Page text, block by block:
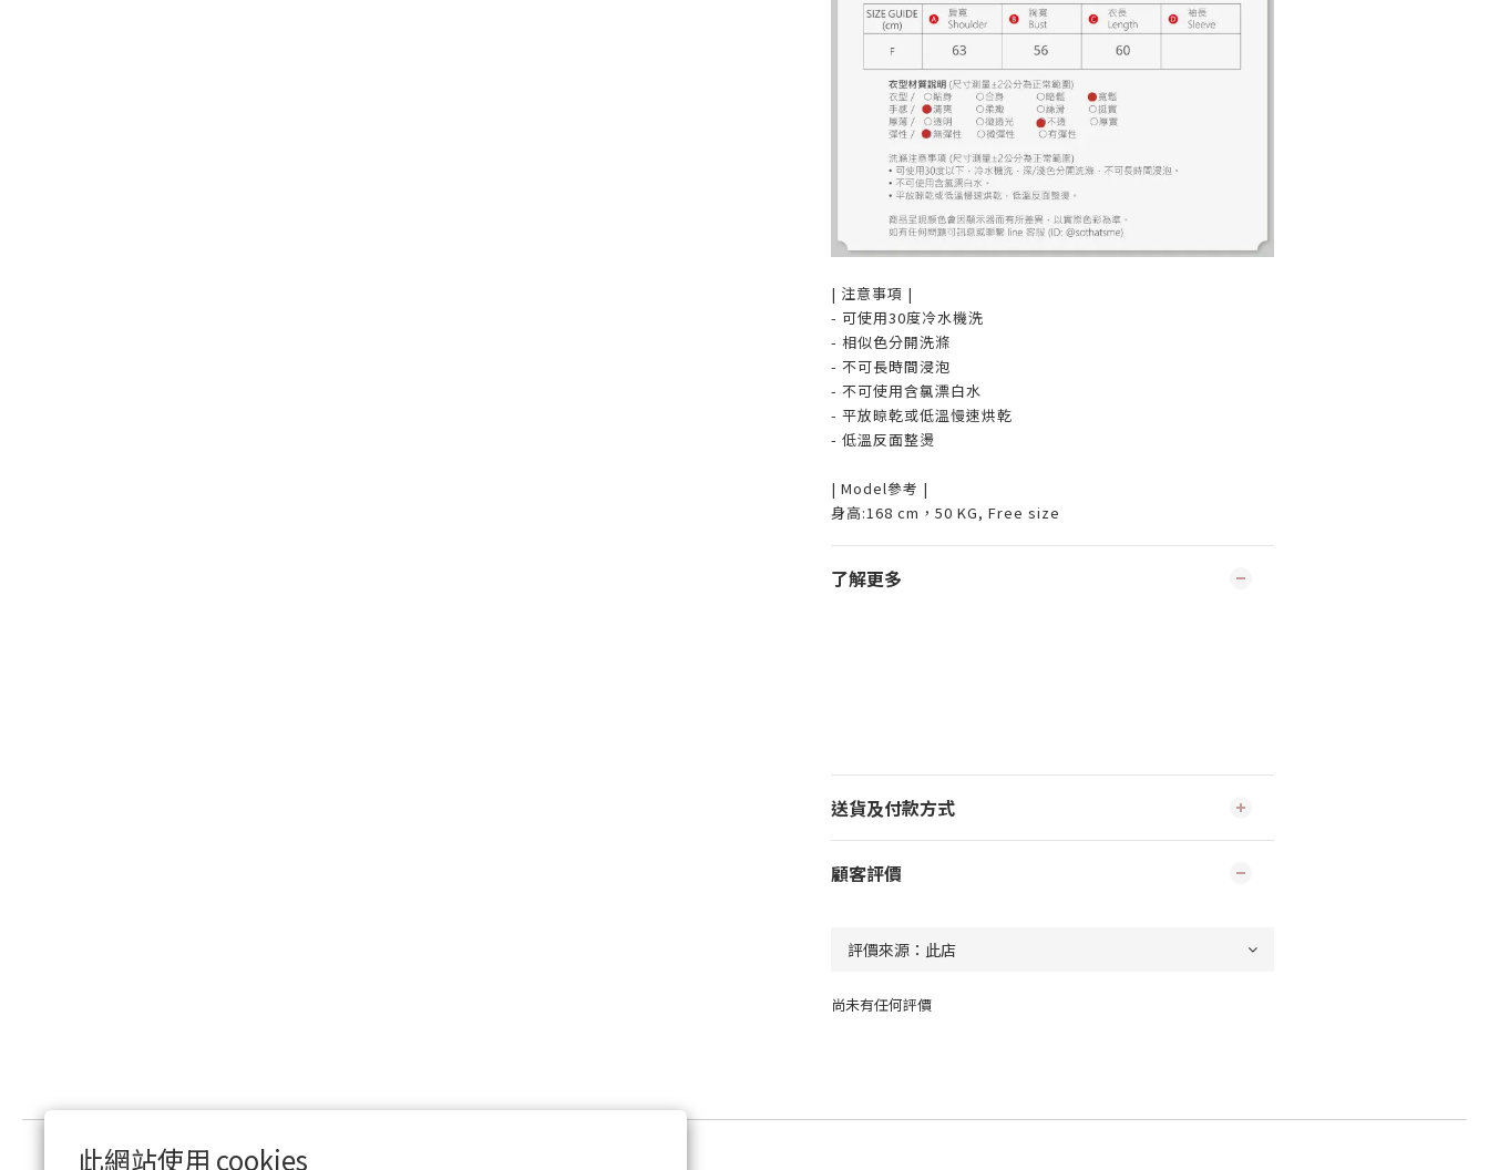
此網站使用 cookies
| 注意事項 |
- 可使用30度冷水機洗
- 相似色分開洗滌
- 不可長時間浸泡
- 不可使用含氯漂白水
- 平放晾乾或低溫慢速烘乾
- 低溫反面整燙
| Model參考 |
身高:168 cm，50 KG, Free size
了解更多
送貨及付款方式
顧客評價
尚未有任何評價